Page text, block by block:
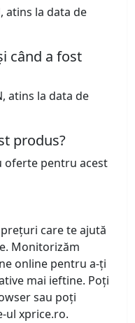
atins la data de
când a fost
atins la data de
produs?
oferte pentru acest
care te ajută
Monitorizăm
online pentru a-ți
mai ieftine. Poți
sau poți
ul xprice.ro.